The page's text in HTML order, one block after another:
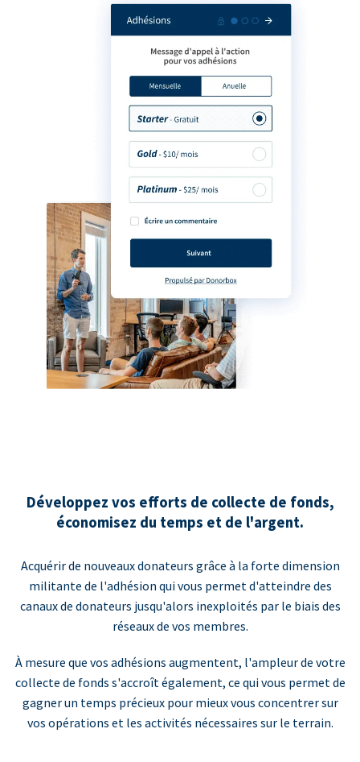
Développez vos efforts de collecte de fonds,
économisez du temps et de l'argent.
Acquérir de nouveaux donateurs grâce à la forte dimension
militante de l'adhésion qui vous permet d'atteindre des
canaux de donateurs jusqu'alors inexploités par le biais des
réseaux de vos membres.
À mesure que vos adhésions augmentent, l'ampleur de votre
collecte de fonds s'accroît également, ce qui vous permet de
gagner un temps précieux pour mieux vous concentrer sur
vos opérations et les activités nécessaires sur le terrain.